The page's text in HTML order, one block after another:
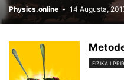
Physics.online - 14 Augusta,
FIZIKA I